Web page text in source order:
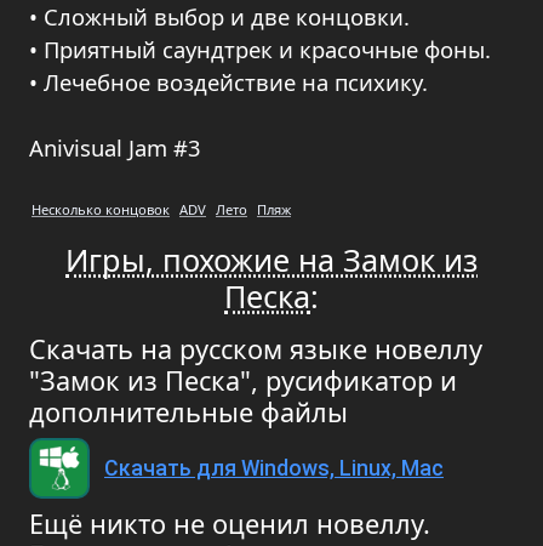
• Сложный выбор и две концовки.
• Приятный саундтрек и красочные фоны.
• Лечебное воздействие на психику.
Anivisual Jam #3
Несколько концовок ADV Лето Пляж
Игры, похожие на Замок из
Песка:
Скачать на русском языке новеллу
"Замок из Песка", русификатор и
дополнительные файлы
Скачать для Windows, Linux, Mac
Ещё никто не оценил новеллу.